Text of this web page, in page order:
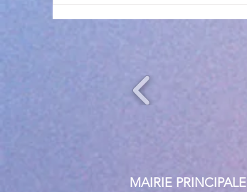
Villeneuve Loubet ! ☀️🎤
MAIRIE PRINCIPALE